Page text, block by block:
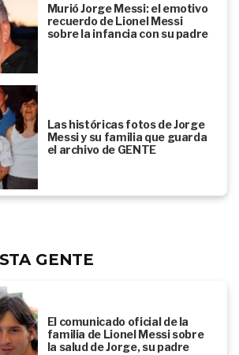
Murió Jorge Messi: el emotivo
recuerdo de Lionel Messi
sobre la infancia con su padre
Las históricas fotos de Jorge
Messi y su familia que guarda
el archivo de GENTE
GENTE
El comunicado oficial de la
familia de Lionel Messi sobre
la salud de Jorge, su padre